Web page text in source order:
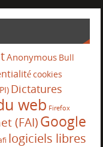
Anonymous Bull
cookies
Dictatures
web Firefox
(FAI)Google
logiciels libres